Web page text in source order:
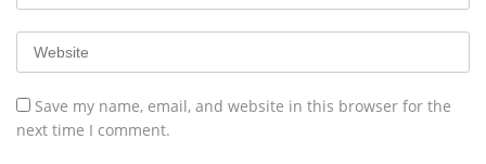
Save my name, email, and website in this browser for the
next time I comment.